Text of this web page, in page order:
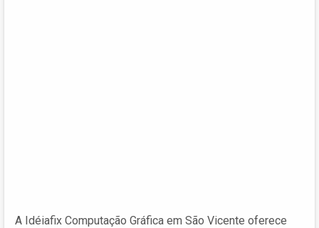
A Idéiafix Computação Gráfica em São Vicente oferece